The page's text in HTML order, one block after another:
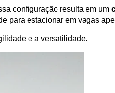
configuração resulta em um
para estacionar em vagas
e a versatilidade.